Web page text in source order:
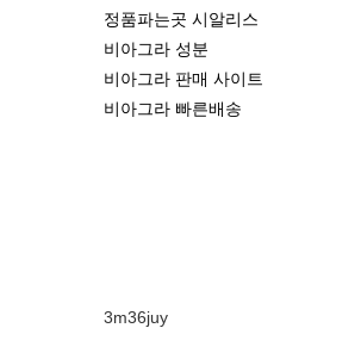
정품파는곳 시알리스
비아그라 성분
비아그라 판매 사이트
비아그라 빠른배송
3m36juy